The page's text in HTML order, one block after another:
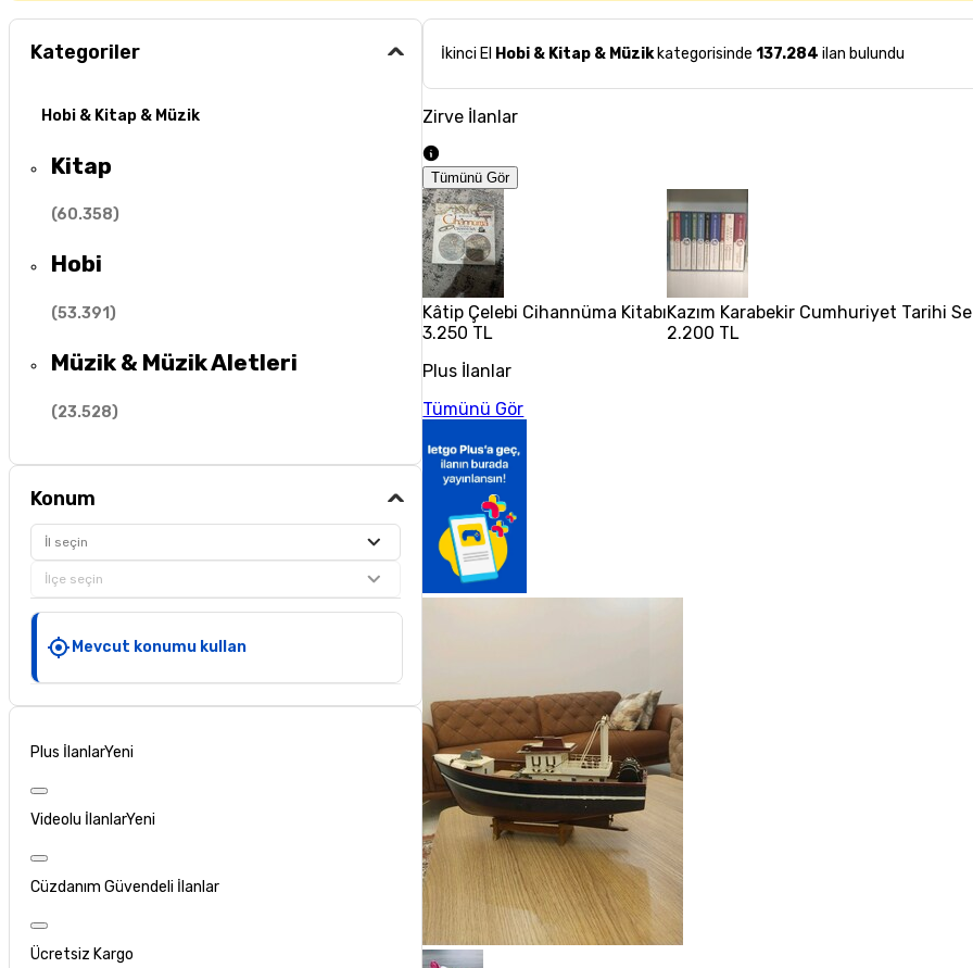
Kategoriler
Hobi & Kitap & Müzik
Kitap
(60.358)
Hobi
(53.391)
Müzik & Müzik Aletleri
(23.528)
Konum
İl seçin
İlçe seçin
Mevcut konumu kullan
Plus İlanlarYeni
Videolu İlanlarYeni
Cüzdanım Güvendeli İlanlar
Ücretsiz Kargo
İkinci El Hobi & Kitap & Müzikkategorisinde 137.284 ilan bulundu
Zirve İlanlar
Tümünü Gör
Kâtip Çelebi Cihannüma Kitabı
3.250 TL
Kazım Karabekir Cumhuriyet Tarihi
2.200 TL
Plus İlanlar
Tümünü Gör